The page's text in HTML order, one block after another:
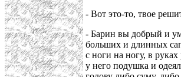
- Вот это-то, твое
- Барин вы добрый и
больших и длинных
с ноги на ногу, в
у него подушка и